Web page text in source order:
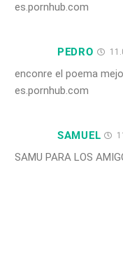
es.pornhub.com
PEDRO
enconre el poema
es.pornhub.com
SAMUEL
SAMU PARA LOS